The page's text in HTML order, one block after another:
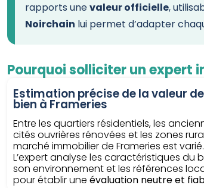
rapports unevaleur officielle,
Noirchain lui permet d’adapter
Pourquoi solliciter un expert
Estimation précise de la valeur
bien à Frameries
Entre les quartiers résidentiels, les
cités ouvrières rénovées et les zones
marché immobilier de Frameries est varié.
L’expert analyse les caractéristiques du
son environnement et les références
pour établir une évaluation neutre et